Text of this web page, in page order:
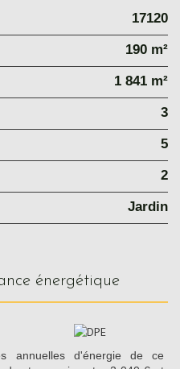
17120
190 m²
1 841 m²
3
5
2
Jardin
énergétique
annuelles d'énergie de ce